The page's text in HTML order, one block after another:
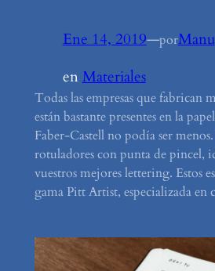
Ene 14, 2019—porManu
enMateriales
Todas las empresas que fabrican
están bastante presentes en la
Faber-Castell no podía ser
rotuladores con punta de pincel,
vuestros mejores lettering. Estos
gama Pitt Artist, especializada en